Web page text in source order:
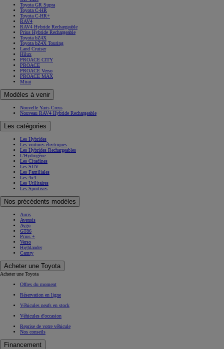
Toyota GR Supra
Toyota C-HR
Toyota C-HR+
RAV4
RAV4 Hybride Rechargeable
Prius Hybride Rechargeable
Toyota bZ4X
Toyota bZ4X Touring
Land Cruiser
Hilux
PROACE CITY
PROACE
PROACE Verso
PROACE MAX
Mirai
Modèles à venir
Nouvelle Yaris Cross
Nouveau RAV4 Hybride Rechargeable
Les catégories
Les Hybrides
Les voitures électriques
Les Hybrides Rechargeables
L'Hydrogène
Les Citadines
Les SUV
Les Familiales
Les 4x4
Les Utilitaires
Les Sportives
Nos précédents modèles
Auris
Avensis
Aygo
GT86
Prius +
Verso
Highlander
Camry
Acheter une Toyota
Acheter une Toyota
Offres du moment
Réservation en ligne
Véhicules neufs en stock
Véhicules d'occasion
Reprise de votre véhicule
Nos conseils
Financement